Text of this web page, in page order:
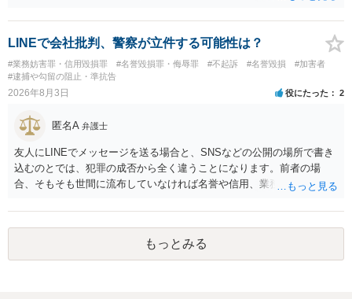
除等を求めることは避けたほうが良いかと思われます。
LINEで会社批判、警察が立件する可能性は？
#業務妨害罪・信用毀損罪 #名誉毀損罪・侮辱罪 #不起訴 #名誉毀損
#加害者
#逮捕や勾留の阻止・準抗告
2026年8月3日 役にたった 2
匿名A 弁護士
友人にLINEでメッセージを送る場合と、SNSなどの公開の場所で書き
込むのとでは、犯罪の成否から全く違うことになります。前者の場
合、そもそも世間に流布していなければ名誉や信用、業務にかかる犯
もっとみる